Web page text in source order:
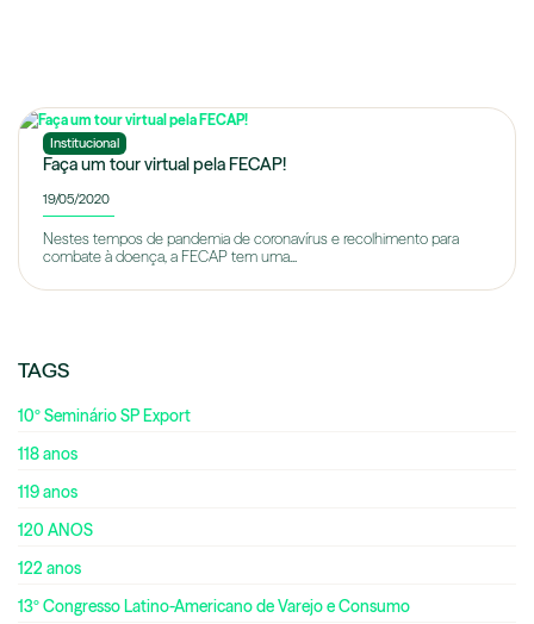
Institucional
Faça um tour virtual pela FECAP!
19/05/2020
Nestes tempos de pandemia de coronavírus e recolhimento para
combate à doença, a FECAP tem uma...
TAGS
10º Seminário SP Export
118 anos
119 anos
120 ANOS
122 anos
13º Congresso Latino-Americano de Varejo e Consumo